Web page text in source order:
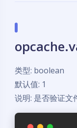
类型: boolean
默认值: 1
说明: 是否验证文